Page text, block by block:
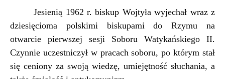
Jesienią 1962 r. biskup Wojtyła wyjechał wraz z
dziesięcioma polskimi biskupami do Rzymu na
otwarcie pierwszej sesji Soboru Watykańskiego II.
Czynnie uczestniczył w pracach soboru, po którym stał
się ceniony za swoją wiedzę, umiejętność słuchania, a